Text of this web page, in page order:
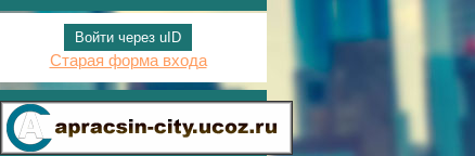
Войти через uID
Старая форма входа